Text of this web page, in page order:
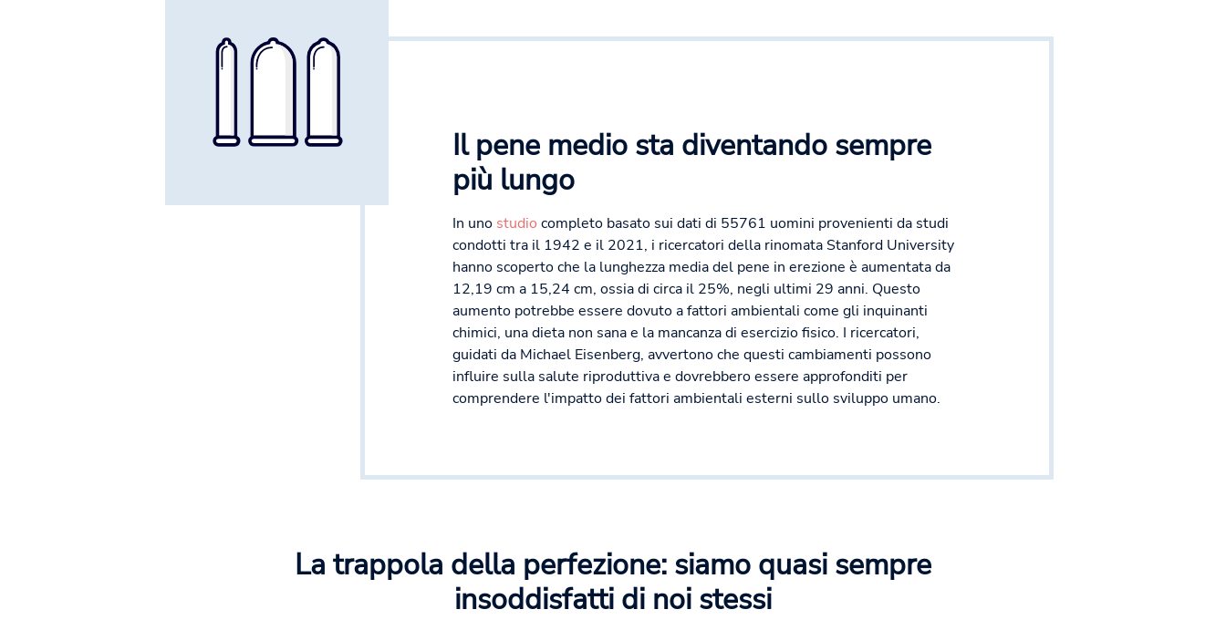
Il pene medio sta diventando sempre
più lungo
In uno studio completo basato sui dati di 55761 uomini provenienti da studi
condotti tra il 1942 e il 2021, i ricercatori della rinomata Stanford University
hanno scoperto che la lunghezza media del pene in erezione è aumentata da
12,19 cm a 15,24 cm, ossia di circa il 25%, negli ultimi 29 anni. Questo
aumento potrebbe essere dovuto a fattori ambientali come gli inquinanti
chimici, una dieta non sana e la mancanza di esercizio fisico. I ricercatori,
guidati da Michael Eisenberg, avvertono che questi cambiamenti possono
influire sulla salute riproduttiva e dovrebbero essere approfonditi per
comprendere l'impatto dei fattori ambientali esterni sullo sviluppo umano.
La trappola della perfezione: siamo quasi sempre
insoddisfatti di noi stessi